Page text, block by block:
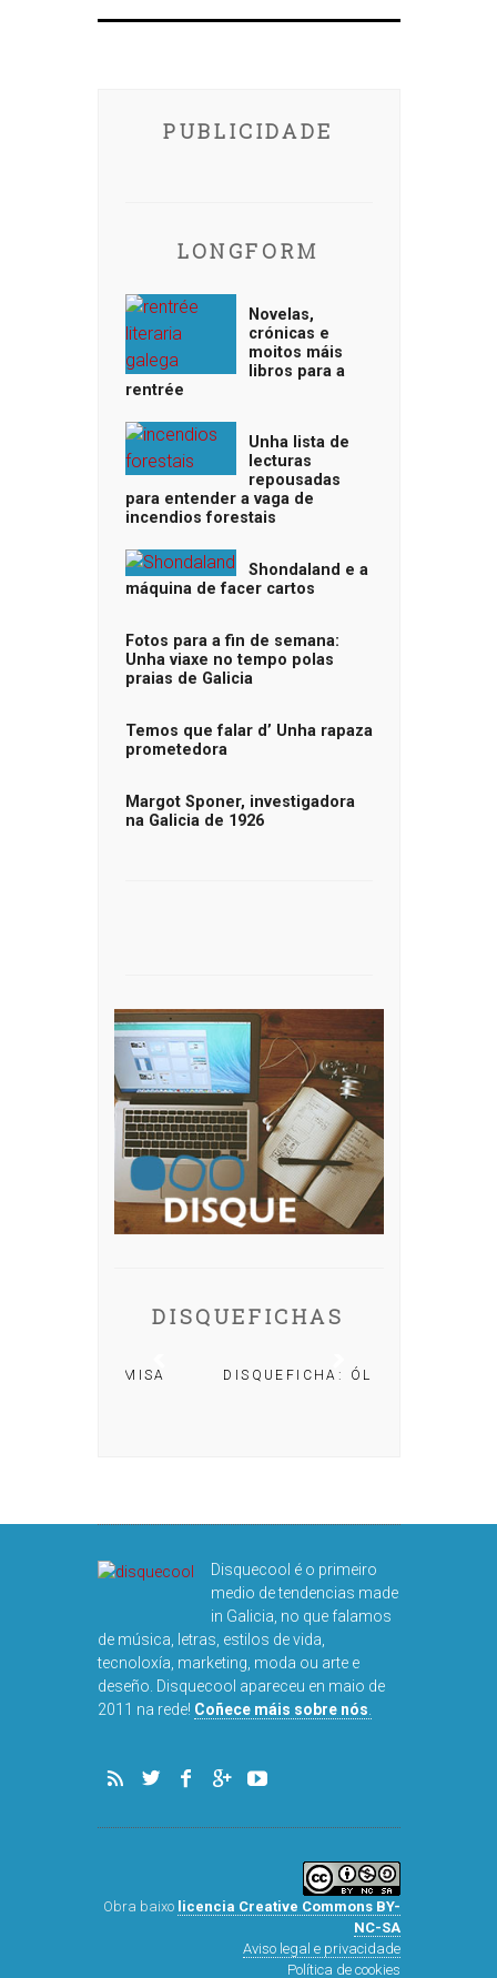
PUBLICIDADE
LONGFORM
Novelas,
crónicas e
moitos máis
libros para a
rentrée
Unha lista de
lecturas
repousadas
para entender a vaga de
incendios forestais
Shondaland e a
máquina de facer cartos
Fotos para a fin de semana:
Unha viaxe no tempo polas
praias de Galicia
Temos que falar d’ Unha rapaza
prometedora
Margot Sponer, investigadora
na Galicia de 1926
DISQUEFICHAS
DISQUEFICHA: ÓLÖF
Disquecool é o primeiro
medio de tendencias made
in Galicia, no que falamos
de música, letras, estilos de vida,
tecnoloxía, marketing, moda ou arte e
deseño. Disquecool apareceu en maio de
licencia Creative Commons BY-
NC-SA